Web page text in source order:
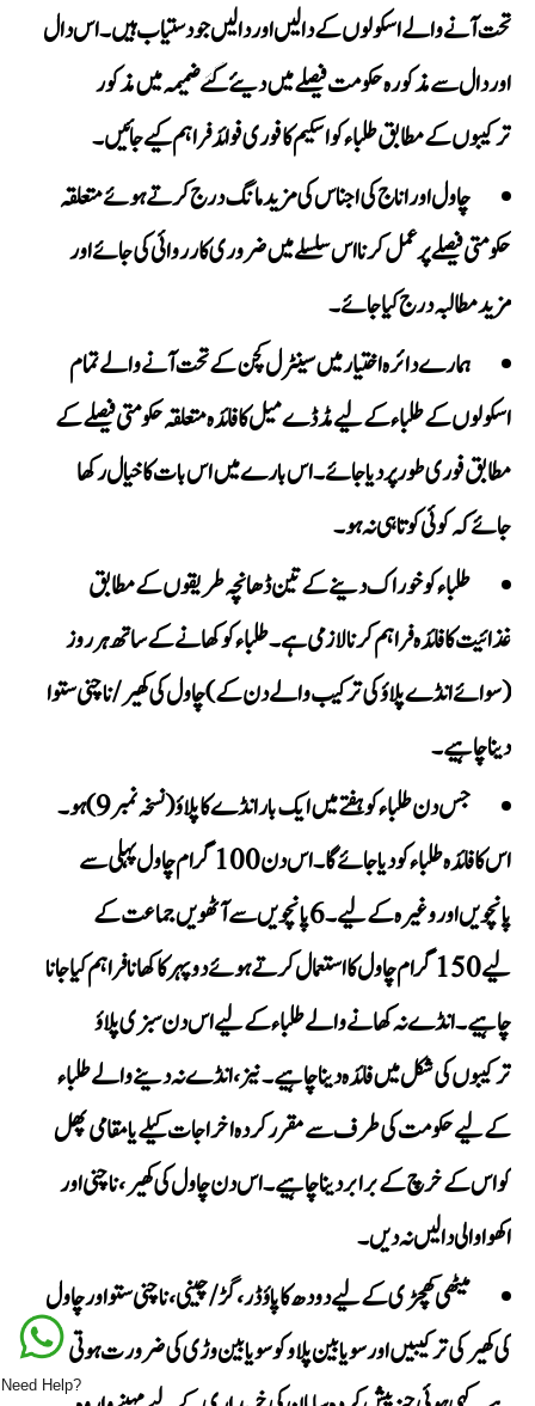
تحت آنے والے اسکولوں کے دالیں اور دالیں جو دستیاب ہیں۔ اس دال
اور دال سے مذکورہ حکومت فیصلے میں دیئے گئے ضمیمہ میں مذکور
ترکیبوں کے مطابق طلباء کو اسکیم کا فوری فوائد فراہم کیے جائیں۔
چاول اور اناج کی اجناس کی مزید مانگ درج کرتے ہوئے متعلقہ
حکومتی فیصلے پر عمل کرنا اس سلسلے میں ضروری کارروائی کی جائے اور
مزید مطالبہ درج کیا جائے۔
ہمارے دائرہ اختیار میں سینٹرل کچن کے تحت آنے والے تمام
اسکولوں کے طلباء کے لیے مڈ ڈے میل کا فائدہ متعلقہ حکومتی فیصلے کے
مطابق فوری طور پر دیا جائے۔ اس بارے میں اس بات کا خیال رکھا
جائے کہ کوئی کوتاہی نہ ہو۔
طلباء کو خوراک دینے کے تین ڈھانچہ طریقوں کے مطابق
غذائیت کا فائدہ فراہم کرنا لازمی ہے۔ طلباء کو کھانے کے ساتھ ہر روز
(سوائے انڈے پلاؤ کی ترکیب والے دن کے) چاول کی کھیر/ ناچنی ستوا
دینا چاہیے۔
جس دن طلباء کو ہفتے میں ایک بار انڈے کا پلاؤ (نسخہ نمبر 9) ہو۔
اس کا فائدہ طلباء کو دیا جائے گا۔ اس دن 100 گرام چاول پہلی سے
پانچویں اور وغیرہ کے لیے۔ 6 پانچویں سے آٹھویں جماعت کے
لیے 150 گرام چاول کا استعمال کرتے ہوئے دوپہر کا کھانا فراہم کیا جانا
چاہیے۔ انڈے نہ کھانے والے طلباء کے لیے اس دن سبزی پلاؤ
ترکیبوں کی شکل میں فائدہ دینا چاہیے۔ نیز، انڈے نہ دینے والے طلباء
کے لیے حکومت کی طرف سے مقرر کردہ اخراجات کیلے یا مقامی پھل
کو اس کے خرچ کے برابر دینا چاہیے۔ اس دن چاول کی کھیر، ناچنی اور
اکھوا والی دالیں نہ دیں۔
میٹھی کھچڑی کے لیے دودھ کا پاؤڈر، گڑ/چینی، ناچنی ستو اور چاول
کی کھیر کی ترکیبیں اور سویابین پلاو کو سویابین وڑی کی ضرورت ہوتی
Need Help?